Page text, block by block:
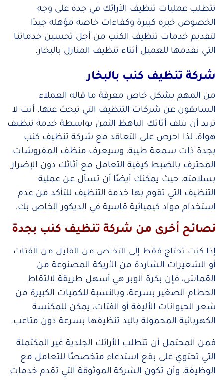
تتطلب عمليات تنظيف الأرائك في جدة على وجه
الخصوص خبرة كبيرة وكفاءات خاصة مؤهلة جيدًا
لتقديم خدمات تنظيف الكنب من أجل تحسين خدماتنا
التي نقدمها للعميل أثناء تنظيف المنازل بالبخار.
شركة تنظيف كنب بالبخار
من المهم بشكل خاص معرفة ما قاله العملاء
السابقون عن شركات التنظيف التي تبحث عنها، أنت لا
تريد أن يتلف أثاثك الباهظ الثمن بواسطة خدمة تنظيف
هواة، لذا احرص على التعاقد مع شركة تنظيف كنب
بجدة ذات سمعة طيبة، وسيعرف منظف المفروشات
المحترف بالضبط كيفية التعامل مع أثاثك دون الإضرار
بسلامته، حيث يمكنك أيضًا أن تسأل عن عملية
التنظيف التي تقوم بها خدمة التنظيف للتأكد من عدم
استخدام مواد كيميائية قاسية في الديكور الخاص بك.
نصائح أخرى من شركة تنظيف كنب بجدة
إذا كنت تحتاج فقط إلى التخلص من القليل من الفتات
أو الشعيرات الشاردة من الأريكة المصنوعة من
القماش، فإن بكرة الوبر هي أسهل طريقة لالتقاط
الحطام الصغير بسرعة، وبالنسبة للكميات الكبيرة من
شعر الحيوانات الأليفة أو الفتات، يمكن للمكنسة
الكهربائية المحمولة باليد تنظيفها بسرعة دون متاعب.
فمن المحتمل أن تتطلب الأرائك الجلدية غير المكتملة
التي تحتوي على بقع استدعاء متخصصًا للتعامل مع
الوظيفة، وأن تكون الشركة الموثوقة التي تقدم خدمات